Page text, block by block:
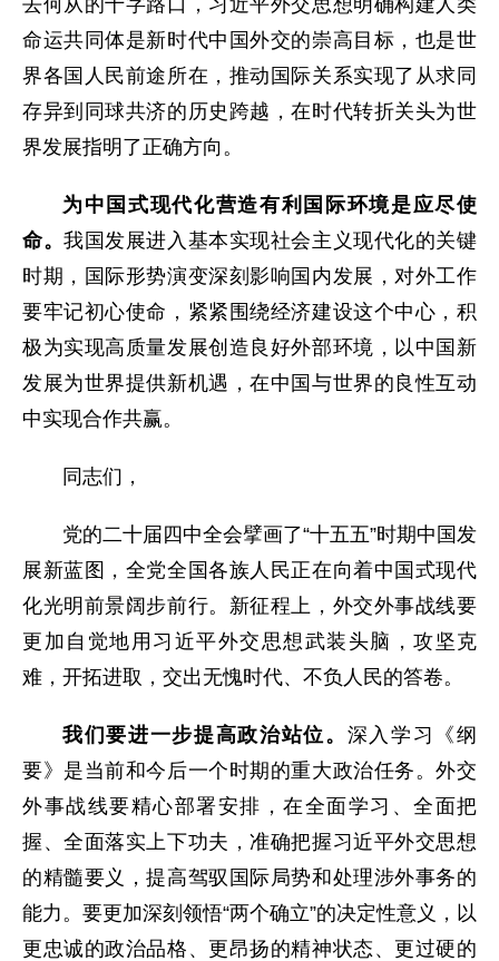
命运共同体是新时代中国外交的崇高目标，也是世
界各国人民前途所在，推动国际关系实现了从求同
存异到同球共济的历史跨越，在时代转折关头为世
界发展指明了正确方向。
为中国式现代化营造有利国际环境是应尽使
命。我国发展进入基本实现社会主义现代化的关键
时期，国际形势演变深刻影响国内发展，对外工作
要牢记初心使命，紧紧围绕经济建设这个中心，积
极为实现高质量发展创造良好外部环境，以中国新
发展为世界提供新机遇，在中国与世界的良性互动
中实现合作共赢。
同志们，
党的二十届四中全会擘画了“十五五”时期中国发
展新蓝图，全党全国各族人民正在向着中国式现代
化光明前景阔步前行。新征程上，外交外事战线要
更加自觉地用习近平外交思想武装头脑，攻坚克
难，开拓进取，交出无愧时代、不负人民的答卷。
我们要进一步提高政治站位。 深入学习《纲
要》是当前和今后一个时期的重大政治任务。外交
外事战线要精心部署安排，在全面学习、全面把
握、全面落实上下功夫，准确把握习近平外交思想
的精髓要义，提高驾驭国际局势和处理涉外事务的
能力。要更加深刻领悟“两个确立”的决定性意义，以
更忠诚的政治品格、更昂扬的精神状态、更过硬的